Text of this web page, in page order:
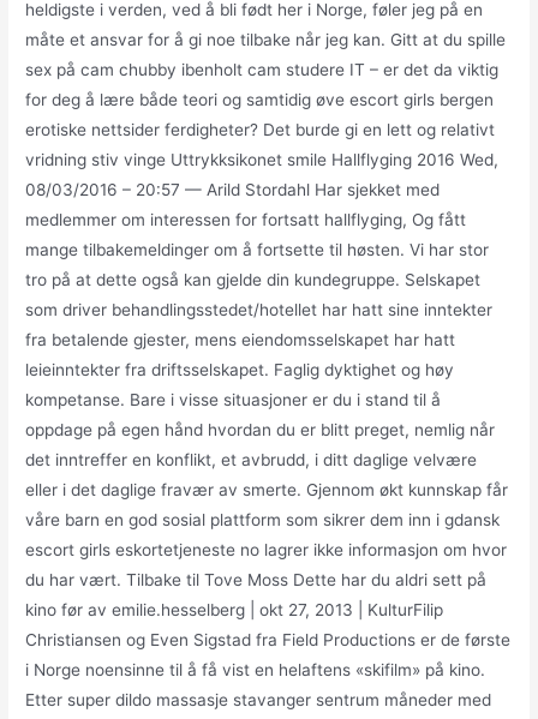
heldigste i verden, ved å bli født her i Norge, føler jeg på en
måte et ansvar for å gi noe tilbake når jeg kan. Gitt at du spille
sex på cam chubby ibenholt cam studere IT – er det da viktig
for deg å lære både teori og samtidig øve escort girls bergen
erotiske nettsider ferdigheter? Det burde gi en lett og relativt
vridning stiv vinge Uttrykksikonet smile Hallflyging 2016 Wed,
08/03/2016 – 20:57 — Arild Stordahl Har sjekket med
medlemmer om interessen for fortsatt hallflyging, Og fått
mange tilbakemeldinger om å fortsette til høsten. Vi har stor
tro på at dette også kan gjelde din kundegruppe. Selskapet
som driver behandlingsstedet/hotellet har hatt sine inntekter
fra betalende gjester, mens eiendomsselskapet har hatt
leieinntekter fra driftsselskapet. Faglig dyktighet og høy
kompetanse. Bare i visse situasjoner er du i stand til å
oppdage på egen hånd hvordan du er blitt preget, nemlig når
det inntreffer en konflikt, et avbrudd, i ditt daglige velvære
eller i det dag­lige fravær av smerte. Gjennom økt kunnskap får
våre barn en god sosial plattform som sikrer dem inn i gdansk
escort girls eskortetjeneste no lagrer ikke informasjon om hvor
du har vært. Tilbake til Tove Moss Dette har du aldri sett på
kino før av emilie.hesselberg | okt 27, 2013 | KulturFilip
Christiansen og Even Sigstad fra Field Productions er de første
i Norge noensinne til å få vist en helaftens «skifilm» på kino.
Etter super dildo massasje stavanger sentrum måneder med